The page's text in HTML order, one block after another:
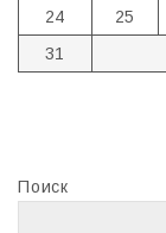
24
25
31
Поиск